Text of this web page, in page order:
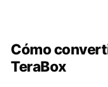
Cómo
TeraBox